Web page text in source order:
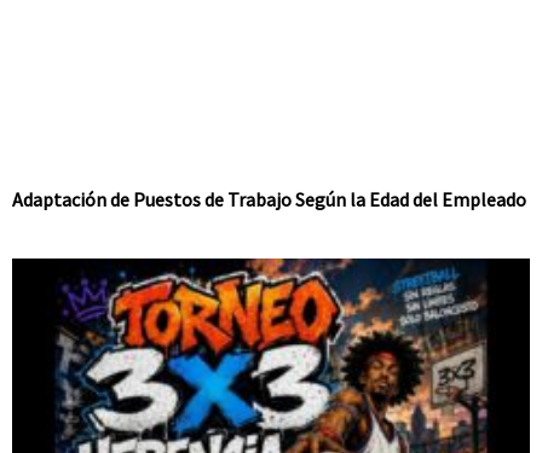
Adaptación de Puestos de Trabajo Según la Edad del Empleado